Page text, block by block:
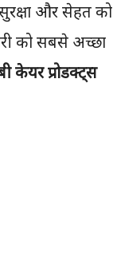
और सेहत को
को सबसे अच्छा
केयर प्रोडक्ट्स